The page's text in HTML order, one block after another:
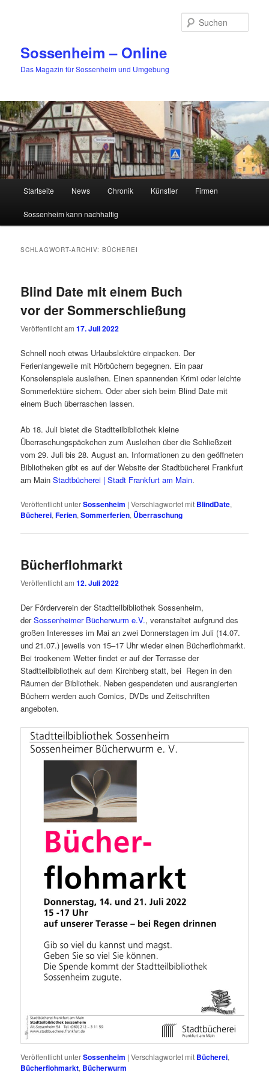
Sossenheim – Online
Das Magazin für Sossenheim und Umgebung
Startseite News Chronik Künstler Firmen
Sossenheim kann nachhaltig
SCHLAGWORT-ARCHIV:BÜCHEREI
Blind Date mit einem Buch
vor der Sommerschließung
Veröffentlicht am17. Juli 2022
Schnell noch etwas Urlaubslektüre einpacken. Der
Ferienlangeweile mit Hörbüchern begegnen. Ein paar
Konsolenspiele ausleihen. Einen spannenden Krimi oder leichte
Sommerlektüre sichern. Oder aber sich beim Blind Date mit
einem Buch überraschen lassen.
Ab 18. Juli bietet die Stadtteilbibliothek kleine
Überraschungspäckchen zum Ausleihen über die Schließzeit
vom 29. Juli bis 28. August an. Informationen zu den geöffneten
Bibliotheken gibt es auf der Website der Stadtbücherei Frankfurt
am MainStadtbücherei | Stadt Frankfurt am Main.
Veröffentlicht unterSossenheim |Verschlagwortet mit BlindDate,
Bücherei,Ferien,Sommerferien, Überraschung
Bücherflohmarkt
Veröffentlicht am12. Juli 2022
Der Förderverein der Stadtteilbibliothek Sossenheim,
derSossenheimer Bücherwurm e.V., veranstaltet aufgrund des
großen Interesses im Mai an zwei Donnerstagen im Juli (14.07.
und 21.07.) jeweils von 15–17 Uhr wieder einen Bücherflohmarkt.
Bei trockenem Wetter findet er auf der Terrasse der
Stadtteilbibliothek auf dem Kirchberg statt, bei Regen in den
Räumen der Bibliothek. Neben gespendeten und ausrangierten
Büchern werden auch Comics, DVDs und Zeitschriften
angeboten.
Veröffentlicht unterSossenheim |Verschlagwortet mit Bücherei,
Bücherflohmarkt, Bücherwurm